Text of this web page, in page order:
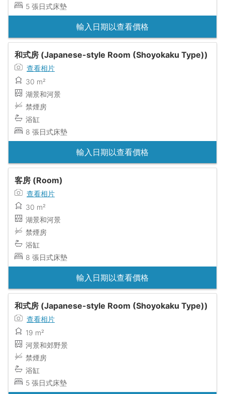
5 張日式床墊
輸入日期以查看價格
和式房 (Japanese-style Room (Shoyokaku Type))
查看相片
30 m²
湖景和河景
禁煙房
浴缸
8 張日式床墊
輸入日期以查看價格
客房 (Room)
查看相片
30 m²
湖景和河景
禁煙房
浴缸
8 張日式床墊
輸入日期以查看價格
和式房 (Japanese-style Room (Shoyokaku Type))
查看相片
19 m²
河景和郊野景
禁煙房
浴缸
5 張日式床墊